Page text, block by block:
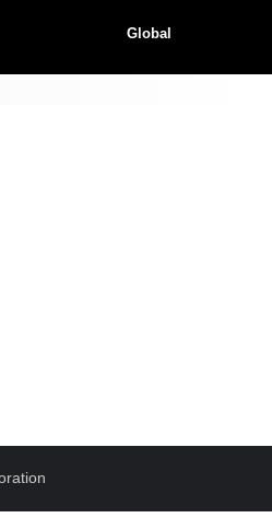
Global